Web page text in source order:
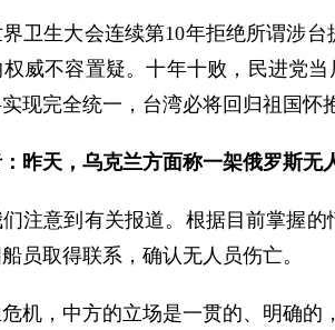
卫生大会连续第10年拒绝所谓涉
威不容置疑。十年十败，民进党
现完全统一，台湾必将回归祖国怀
昨天，乌克兰方面称一架俄罗斯
注意到有关报道。根据目前掌握
员取得联系，确认无人员伤亡。
机，中方的立场是一贯的、明确